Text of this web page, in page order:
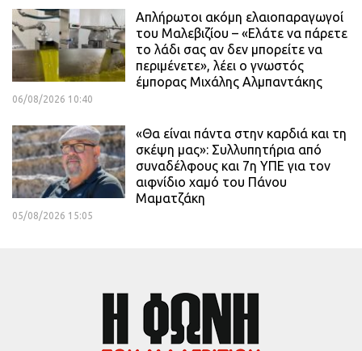
Απλήρωτοι ακόμη ελαιοπαραγωγοί
του Μαλεβιζίου – «Ελάτε να πάρετε
το λάδι σας αν δεν μπορείτε να
περιμένετε», λέει ο γνωστός
έμπορας Μιχάλης Αλμπαντάκης
06/08/2026 10:40
«Θα είναι πάντα στην καρδιά και τη
σκέψη μας»: Συλλυπητήρια από
συναδέλφους και 7η ΥΠΕ για τον
αιφνίδιο χαμό του Πάνου
Μαματζάκη
05/08/2026 15:05